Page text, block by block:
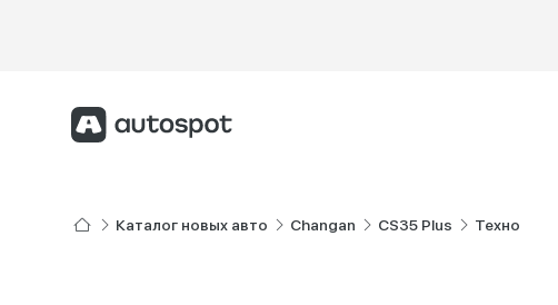
Каталог новых авто Changan CS35 Plus Техно